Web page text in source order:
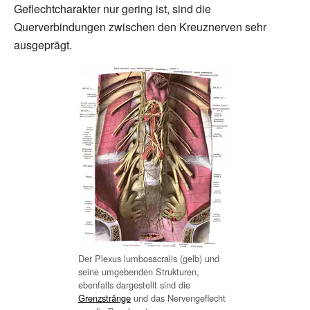
Geflechtcharakter nur gering ist, sind die
Querverbindungen zwischen den Kreuznerven sehr
ausgeprägt.
Der Plexus lumbosacralis (gelb) und
seine umgebenden Strukturen,
ebenfalls dargestellt sind die
Grenzstränge und das Nervengeflecht